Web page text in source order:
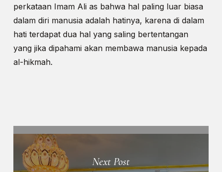
perkataan Imam Ali as bahwa hal paling luar biasa
dalam diri manusia adalah hatinya, karena di dalam
hati terdapat dua hal yang saling bertentangan
yang jika dipahami akan membawa manusia kepada
al-hikmah.
Next Post